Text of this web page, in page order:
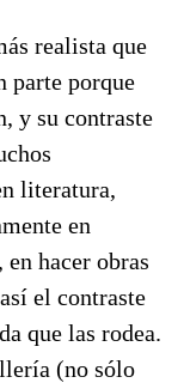
realista que
parte porque
y su contraste
literatura,
en
hacer obras
el contraste
que las rodea.
(no sólo